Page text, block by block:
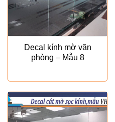
Decal kính mờ văn
phòng – Mẫu 8